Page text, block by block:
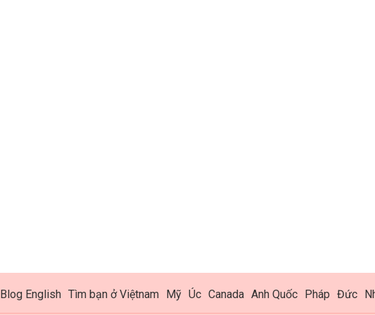
Blog English Tìm bạn ở Việtnam Mỹ Úc Canada Anh Quốc Pháp Đức